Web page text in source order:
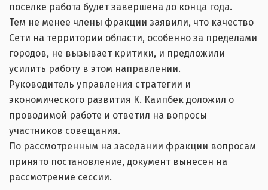
поселке работа будет завершена до конца года.
Тем не менее члены фракции заявили, что качество
Сети на территории области, особенно за пределами
городов, не вызывает критики, и предложили
усилить работу в этом направлении.
Руководитель управления стратегии и
экономического развития К. Каипбек доложил о
проводимой работе и ответил на вопросы
участников совещания.
По рассмотренным на заседании фракции вопросам
принято постановление, документ вынесен на
рассмотрение сессии.